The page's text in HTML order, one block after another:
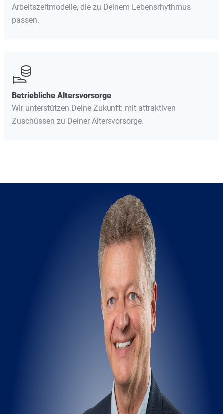
Arbeitszeitmodelle, die zu Deinem Lebensrhythmus
passen.
Betriebliche Altersvorsorge
Wir unterstützen Deine Zukunft: mit attraktiven
Zuschüssen zu Deiner Altersvorsorge.